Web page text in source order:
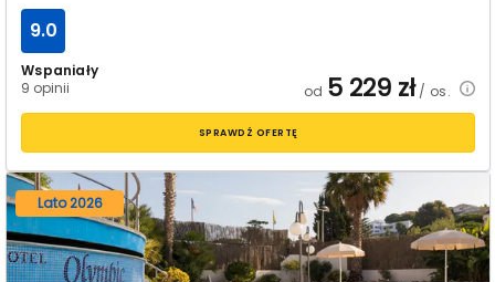
Wspaniały
9 opinii
9.0
od 5 229 zł/ os.
SPRAWDŹ OFERTĘ
Lato 2026